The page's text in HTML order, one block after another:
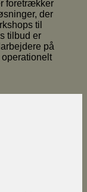
foretrækker
der
til
tilbud er
på